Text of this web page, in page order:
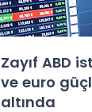
Zayıf ABD
ve euro
altında